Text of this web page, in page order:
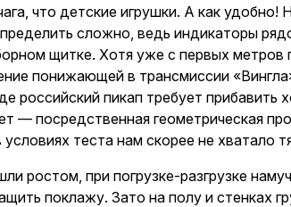
что детские игрушки. А как
сложно, ведь индикаторы
щитке. Хотя уже с первых
понижающей в трансмиссии
российский пикап требует прибавить
— посредственная геометрическая
теста нам скорее не хватало
ростом, при погрузке-разгрузке
поклажу. Зато на полу и стенках